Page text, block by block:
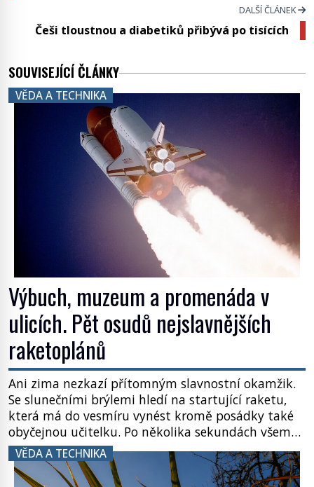
DALŠÍ ČLÁNEK
Češi tloustnou a diabetiků přibývá po tisících
SOUVISEJÍCÍ ČLÁNKY
VĚDA A TECHNIKA
Výbuch, muzeum a promenáda v
ulicích. Pět osudů nejslavnějších
raketoplánů
Ani zima nezkazí přítomným slavnostní okamžik.
Se slunečními brýlemi hledí na startující raketu,
která má do vesmíru vynést kromě posádky také
obyčejnou učitelku. Po několika sekundách všem
ztuhnou úsměvy, stroj totiž exploduje. Jejich
konstrukce není z levného kraje, daňové
poplatníky stojí miliardy dolarů. Na druhou stranu
VĚDA A TECHNIKA